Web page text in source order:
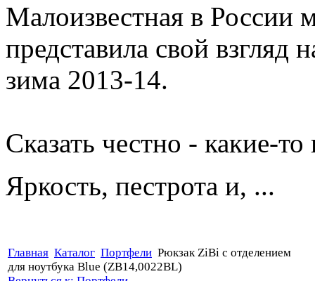
Малоизвестная в России
представила свой взгляд
зима 2013-14.
Сказать честно - какие-
Яркость, пестрота и, ...
Главная Каталог Портфели Рюкзак ZiBi с отделением
для ноутбука Blue (ZB14,0022BL)